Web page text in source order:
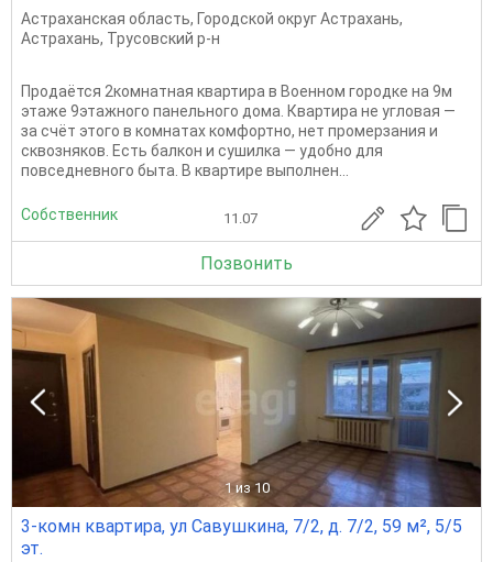
Астраханская область, Городской округ Астрахань,
Астрахань, Трусовский р-н
Продаётся 2комнатная квартира в Военном городке на 9м
этаже 9этажного панельного дома. Квартира не угловая —
за счёт этого в комнатах комфортно, нет промерзания и
сквозняков. Есть балкон и сушилка — удобно для
повседневного быта. В квартире выполнен...
Собственник 11.07
Позвонить
1 из 10
3-комн квартира, ул Савушкина, 7/2, д. 7/2, 59 м², 5/5
эт.